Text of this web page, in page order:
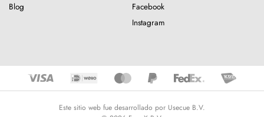
Blog
Facebook
Instagram
Este sitio web fue desarrollado por Usecue B.V.